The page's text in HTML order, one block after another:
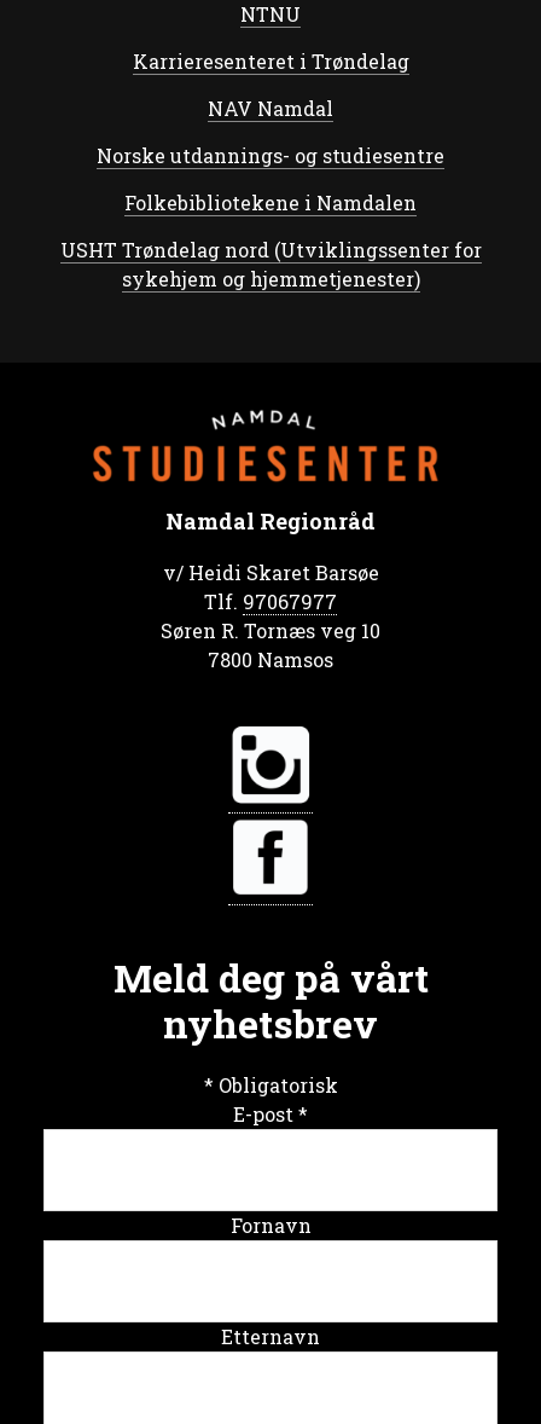
NTNU
Karrieresenteret i Trøndelag
NAV Namdal
Norske utdannings- og studiesentre
Folkebibliotekene i Namdalen
USHT Trøndelag nord (Utviklingssenter for
sykehjem og hjemmetjenester)
Namdal Regionråd
v/ Heidi Skaret Barsøe
Tlf. 97067977
Søren R. Tornæs veg 10
7800 Namsos
Meld deg på vårt
nyhetsbrev
* Obligatorisk
E-post *
Fornavn
Etternavn